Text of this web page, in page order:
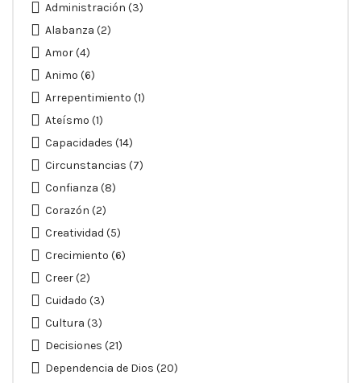
Administración (3)
Alabanza (2)
Amor(4)
Animo (6)
Arrepentimiento (1)
Ateísmo (1)
Capacidades (14)
Circunstancias (7)
Confianza (8)
Corazón (2)
Creatividad (5)
Crecimiento (6)
Creer(2)
Cuidado (3)
Cultura (3)
Decisiones (21)
Dependencia de Dios (20)